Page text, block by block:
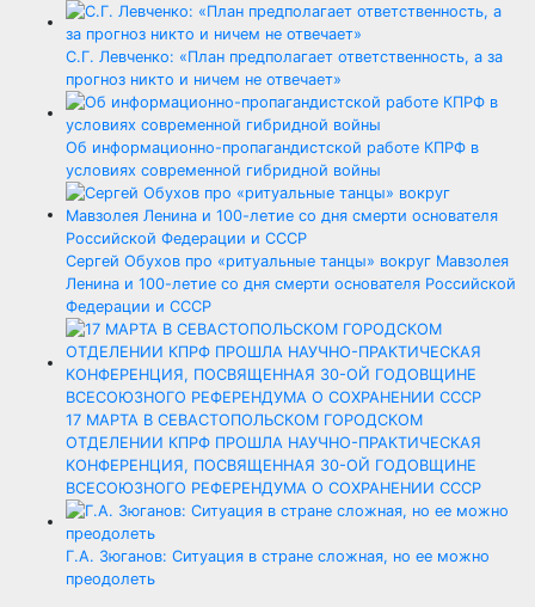
С.Г. Левченко: «План предполагает ответственность, а за
прогноз никто и ничем не отвечает»
Об информационно-пропагандистской работе КПРФ в
условиях современной гибридной войны
Сергей Обухов про «ритуальные танцы» вокруг Мавзолея
Ленина и 100-летие со дня смерти основателя Российской
Федерации и СССР
17 МАРТА В СЕВАСТОПОЛЬСКОМ ГОРОДСКОМ
ОТДЕЛЕНИИ КПРФ ПРОШЛА НАУЧНО-ПРАКТИЧЕСКАЯ
КОНФЕРЕНЦИЯ, ПОСВЯЩЕННАЯ 30-ОЙ ГОДОВЩИНЕ
ВСЕСОЮЗНОГО РЕФЕРЕНДУМА О СОХРАНЕНИИ СССР
Г.А. Зюганов: Ситуация в стране сложная, но ее можно
преодолеть